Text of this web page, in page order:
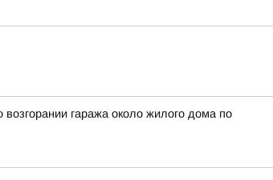
гаража около жилого дома по